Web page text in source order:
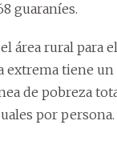
guaraníes.
área rural para
extrema tiene un
de pobreza
por persona.